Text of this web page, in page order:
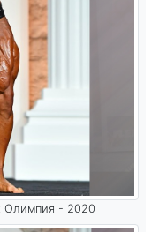
Олимпия - 2020